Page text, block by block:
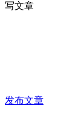
写文章
发布文章